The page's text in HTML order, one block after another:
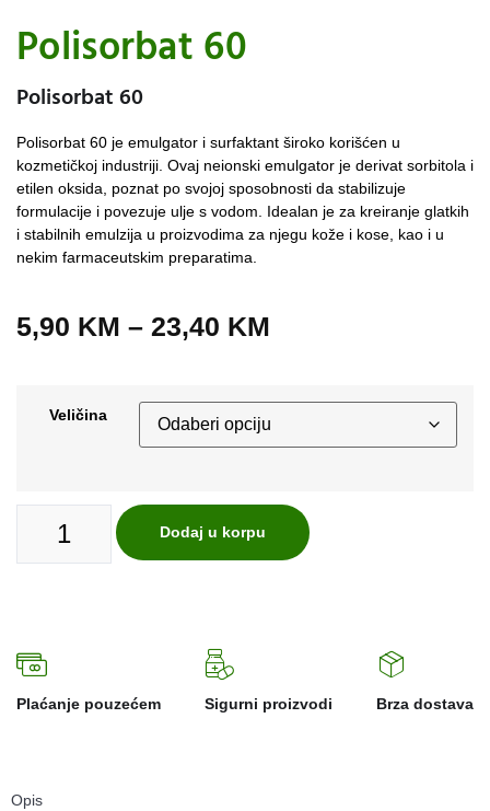
Polisorbat 60
Polisorbat 60
Polisorbat 60 je emulgator i surfaktant široko korišćen u
kozmetičkoj industriji. Ovaj neionski emulgator je derivat sorbitola i
etilen oksida, poznat po svojoj sposobnosti da stabilizuje
formulacije i povezuje ulje s vodom. Idealan je za kreiranje glatkih
i stabilnih emulzija u proizvodima za njegu kože i kose, kao i u
nekim farmaceutskim preparatima.
5,90 KM – 23,40 KM
Veličina
Dodaj u korpu
Plaćanje pouzećem Sigurni proizvodi Brza dostava
Opis